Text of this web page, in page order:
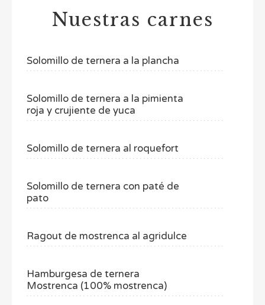
Nuestras carnes
Solomillo de ternera a la plancha
Solomillo de ternera a la pimienta
roja y crujiente de yuca
Solomillo de ternera al roquefort
Solomillo de ternera con paté de
pato
Ragout de mostrenca al agridulce
Hamburgesa de ternera
Mostrenca (100% mostrenca)